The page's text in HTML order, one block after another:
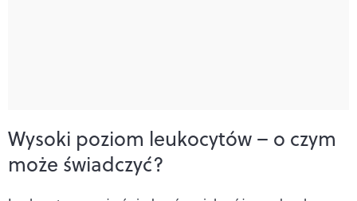
Wysoki poziom leukocytów – o czym
może świadczyć?